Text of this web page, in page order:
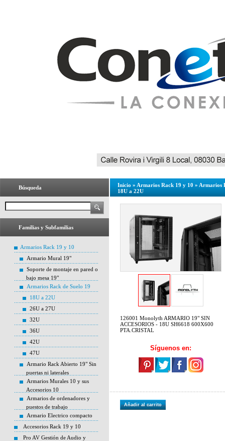
Búsqueda
Familias y Subfamilias
Armarios Rack 19 y 10
Armario Mural 19"
Soporte de montaje en pared o
bajo mesa 19"
Armarios Rack de Suelo 19
18U a 22U
26U a 27U
32U
36U
42U
47U
Armario Rack Abierto 19" Sin
puertas ni laterales
Armarios Murales 10 y sus
Accesorios 10
Armarios de ordenadores y
puestos de trabajo
Armario Electrico compacto
Accesorios Rack 19 y 10
Pro AV Gestión de Audio y
Inicio » Armarios Rack 19 y 10 » Armarios
18U a 22U
126001 Monolyth ARMARIO 19" SIN
ACCESORIOS - 18U SH6618 600X600
PTA.CRISTAL
Síguenos en:
Añadir al carrito